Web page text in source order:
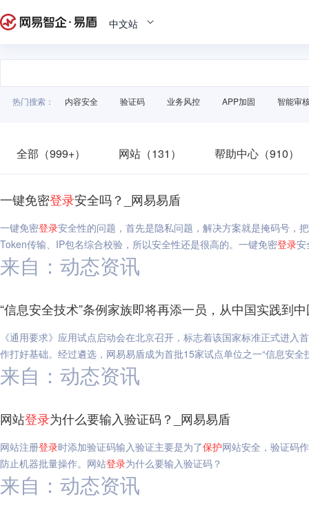
中文站
热门搜索： 内容安全 验证码 业务风控 APP加固 智能审
全部（999+） 网站（131） 帮助中心（910）
一键免密登录安全吗？_网易易盾
一键免密登录安全性的问题，首先是隐私问题，解决方案就是掩码号，
Token传输、IP包名综合校验，所以安全性还是很高的。一键免密登录安
来自：动态资讯
“信息安全技术”条例家族即将再添一员，从中国实践到
《通用要求》应用试点启动会在北京召开，标志着该国家标准正式进入
作打好基础。经过遴选，网易易盾成为首批15家试点单位之一“信息安
来自：动态资讯
网站登录为什么要输入验证码？_网易易盾
网站注册登录时添加验证码输入验证主要是为了保护网站安全，验证码
防止机器批量操作。网站登录为什么要输入验证码？
来自：动态资讯